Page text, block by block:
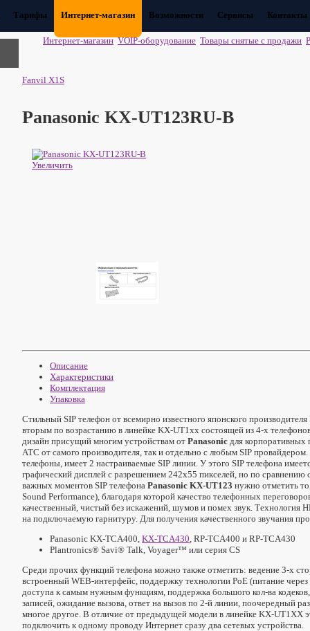
Тарифы Интернет-магазин Возможности Сервисы Контакты
Интернет-магазин VOIP-оборудование Товары снятые с продажи
Fanvil X1S
Panasonic KX-UT123RU-B
Увеличить
Описание
Характеристики
Комплектация
Упаковка
Стильный SIP телефон от всемирно известного японского
вторым по возрастанию в линейке KX-UT1xx состоящей из 4-х
дизайн присущий многим устройствам от Panasonic для корпоративных
АТС от самого производителя, так и отдельно с любым SIP
телефоны, имеет 2 настраиваемые SIP линии. У этого SIP телефона
графический дисплей с разрешением 242х55 пикселей, но по
важных моментов SIP телефона Panasonic KX-UT123 нужно отметить
Sound Performance), благодаря которой качество телефонных
качественный, чистый без искажений, шумов и помех звук. Технология
на подключаемую гарнитуру. Для получения качественного звучания
Panasonic KX-TCA400, KX-TCA430 , RP-TCA400 и RP-TCA430
Plantronics® Savi® Talk, Voyager™ или серия CS
Среди прочих функций телефона можно также отметить: ведение 3-х
встроенный WEB-интерфейс, поддержку технологии PoE (питание
доступа к самым нужным функциям, поддержка большого кол-ва
записей, ожидание вызова, ответ на вызов по 2-й линии, поочередный
многое другое. В отличие от предыдущей модели в линейке KX-UT1ХХ
подключить к одному проводу Интернет сразу два сетевых устройства.